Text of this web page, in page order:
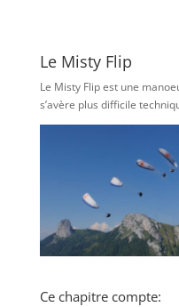
Le Misty Flip
Le Misty Flip est une
s’avère plus difficile
Ce chapitre compte: